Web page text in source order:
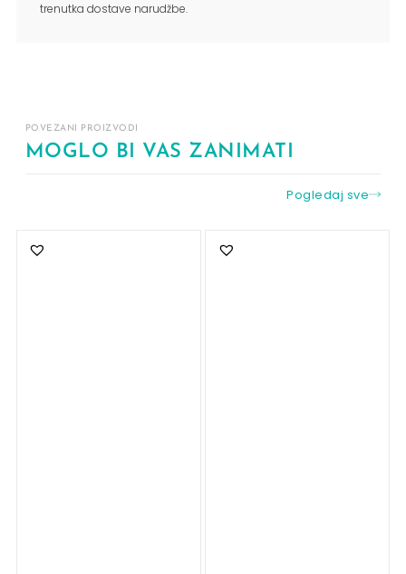
trenutka dostave narudžbe.
POVEZANI PROIZVODI
MOGLO BI VAS ZANIMATI
Pogledaj sve